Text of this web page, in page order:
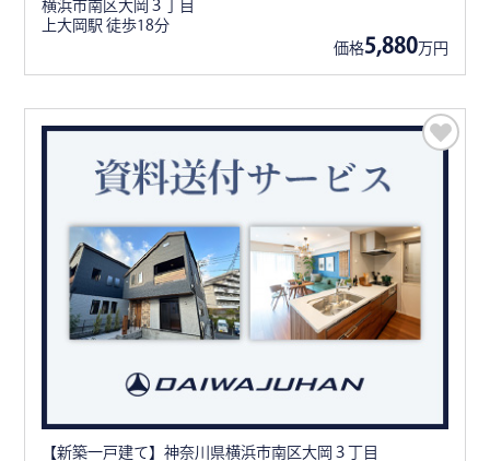
横浜市南区大岡３丁目
上大岡駅 徒歩18分
価格5,880万円
【新築一戸建て】神奈川県横浜市南区大岡３丁目